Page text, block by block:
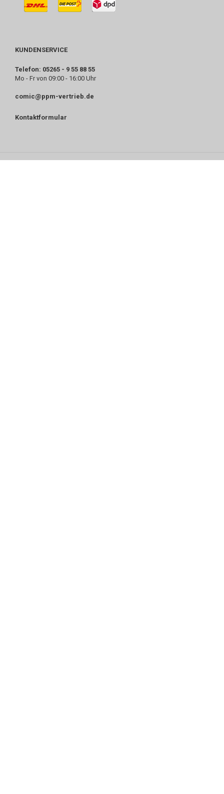
KUNDENSERVICE
Telefon: 05265 - 9 55 88 55
Mo - Fr von 09:00 - 16:00 Uhr
comic@ppm-vertrieb.de
Kontaktformular